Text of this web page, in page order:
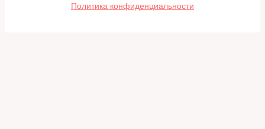
Политика конфиденциальности